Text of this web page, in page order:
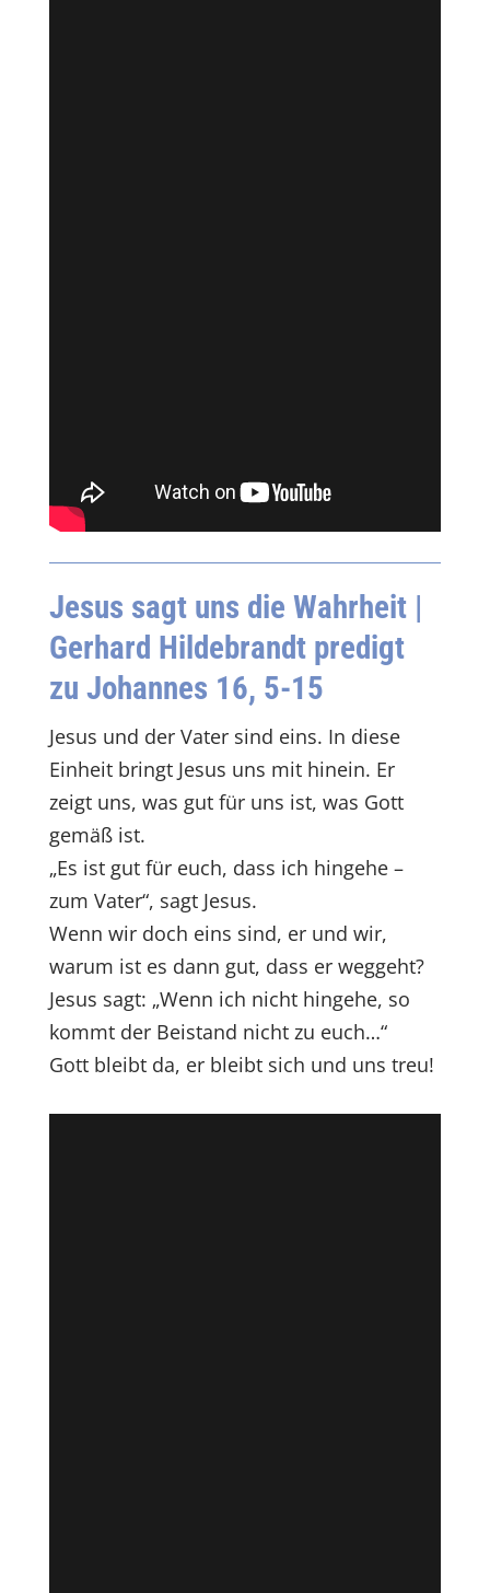
Jesus sagt uns die Wahrheit|
Gerhard Hildebrandt predigt
zu Johannes 16, 5-15
Jesus und der Vater sind eins. In diese
Einheit bringt Jesus uns mit hinein. Er
zeigt uns, was gut für uns ist, was Gott
gemäß ist.
„Es ist gut für euch, dass ich hingehe –
zum Vater“, sagt Jesus.
Wenn wir doch eins sind, er und wir,
warum ist es dann gut, dass er weggeht?
Jesus sagt: „Wenn ich nicht hingehe, so
kommt der Beistand nicht zu euch…“
Gott bleibt da, er bleibt sich und uns treu!